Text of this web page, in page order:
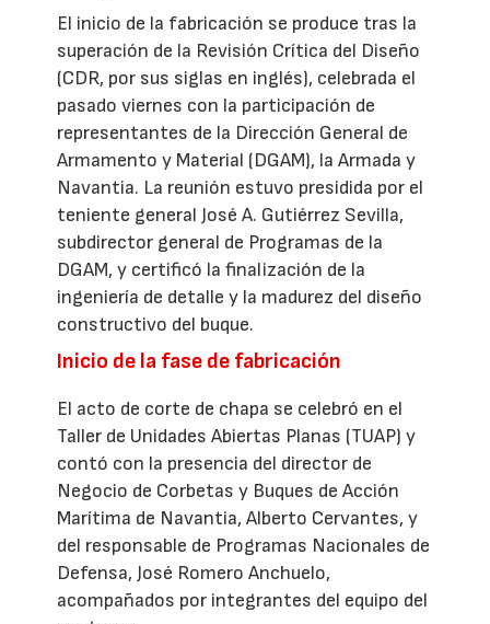
El inicio de la fabricación se produce tras la
superación de la Revisión Crítica del Diseño
(CDR, por sus siglas en inglés), celebrada el
pasado viernes con la participación de
representantes de la Dirección General de
Armamento y Material (DGAM), la Armada y
Navantia. La reunión estuvo presidida por el
teniente general José A. Gutiérrez Sevilla,
subdirector general de Programas de la
DGAM, y certificó la finalización de la
ingeniería de detalle y la madurez del diseño
constructivo del buque.
Inicio de la fase de fabricación
El acto de corte de chapa se celebró en el
Taller de Unidades Abiertas Planas (TUAP) y
contó con la presencia del director de
Negocio de Corbetas y Buques de Acción
Marítima de Navantia, Alberto Cervantes, y
del responsable de Programas Nacionales de
Defensa, José Romero Anchuelo,
acompañados por integrantes del equipo del